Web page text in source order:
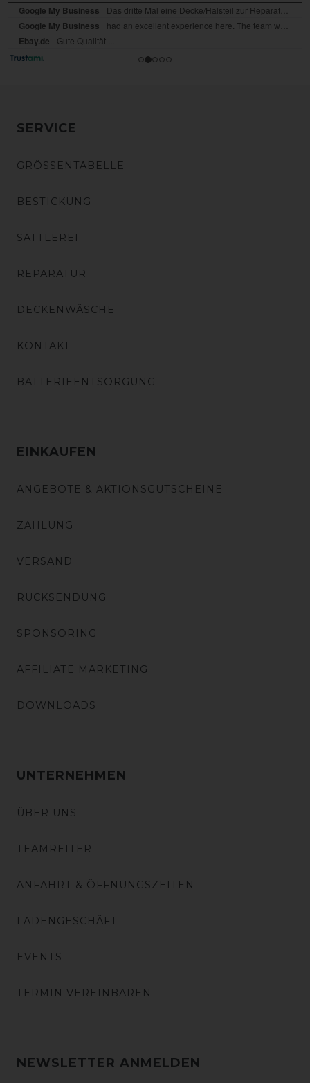
SERVICE
GRÖSSENTABELLE
BESTICKUNG
SATTLEREI
REPARATUR
DECKENWÄSCHE
KONTAKT
BATTERIEENTSORGUNG
EINKAUFEN
ANGEBOTE & AKTIONSGUTSCHEINE
ZAHLUNG
VERSAND
RÜCKSENDUNG
SPONSORING
AFFILIATE MARKETING
DOWNLOADS
UNTERNEHMEN
ÜBER UNS
TEAMREITER
ANFAHRT & ÖFFNUNGSZEITEN
LADENGESCHÄFT
EVENTS
TERMIN VEREINBAREN
NEWSLETTER ANMELDEN